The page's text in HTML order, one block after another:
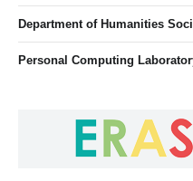
Department of Humanities
Personal Computing